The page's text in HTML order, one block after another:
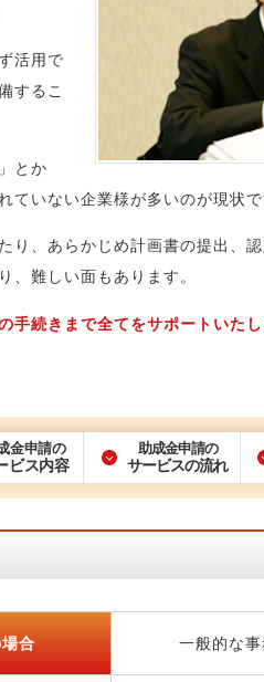
活用で
するこ
とか
ていない企業様が多いのが現状で
り、あらかじめ計画書の提出、
、難しい面もあります。
手続きまで全てをサポートいた
金申請の
ビス内容
助成金申請の
サービスの流れ
合 一般的な